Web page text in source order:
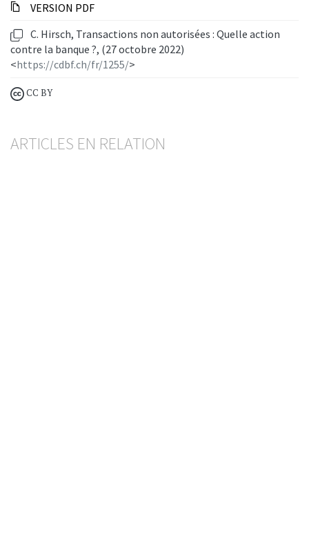
VERSION PDF
C. Hirsch, Transactions non autorisées : Quelle action
contre la banque ?, (27 octobre 2022)
<https://cdbf.ch/fr/1255/>
CC BY
ARTICLES EN RELATION